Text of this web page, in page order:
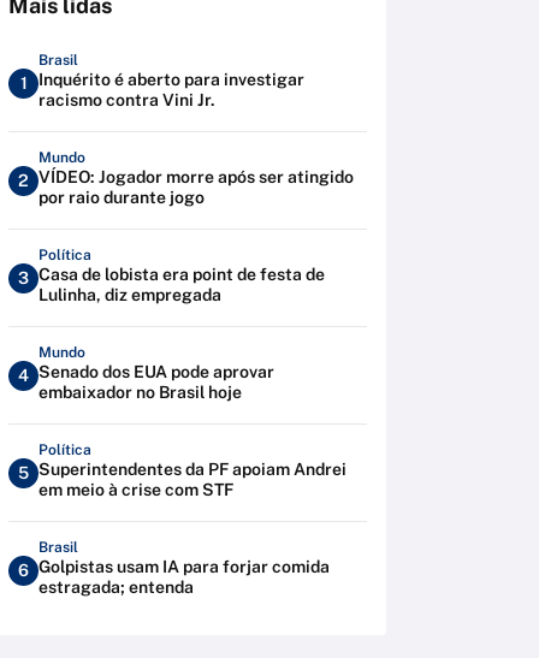
Mais lidas
1
Brasil
Inquérito é aberto para investigar
racismo contra Vini Jr.
2
Mundo
VÍDEO: Jogador morre após ser atingido
por raio durante jogo
3
Política
Casa de lobista era point de festa de
Lulinha, diz empregada
4
Mundo
Senado dos EUA pode aprovar
embaixador no Brasil hoje
5
Política
Superintendentes da PF apoiam Andrei
em meio à crise com STF
6
Brasil
Golpistas usam IA para forjar comida
estragada; entenda